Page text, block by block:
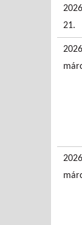
21.